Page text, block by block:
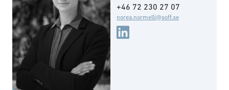
+46 72 230 27 07
norea.normelli@soff.se